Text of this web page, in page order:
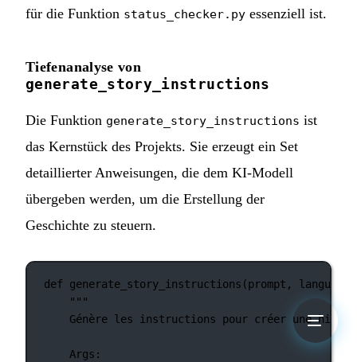
für die Funktion status_checker.py essenziell ist.
Tiefenanalyse von
generate_story_instructions
Die Funktion generate_story_instructions ist
das Kernstück des Projekts. Sie erzeugt ein Set
detaillierter Anweisungen, die dem KI-Modell
übergeben werden, um die Erstellung der
Geschichte zu steuern.
def generate_story_instructions (prompt,
"""
Génère les instructions pour créer une
Args: